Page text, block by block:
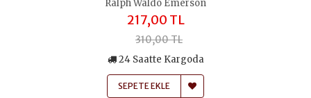
Ralph Waldo Emerson
217,00 TL
310,00 TL
24 Saatte Kargoda
SEPETE EKLE